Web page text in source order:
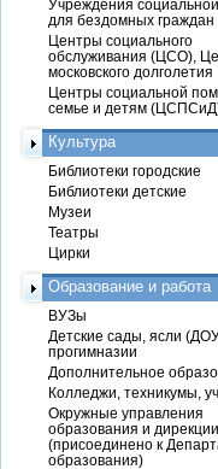
Учреждения
для бездомных граждан
Центры социального
обслуживания (ЦСО),
московского долголетия
Центры социальной
семье и детям
Культура
Библиотеки городские
Библиотеки детские
Музеи
Театры
Цирки
Образование и работа
ВУЗы
Детские сады, ясли
прогимназии
Дополнительное
Колледжи, техникумы,
Окружные управления
образования и дирекции
(присоединено к
образования)